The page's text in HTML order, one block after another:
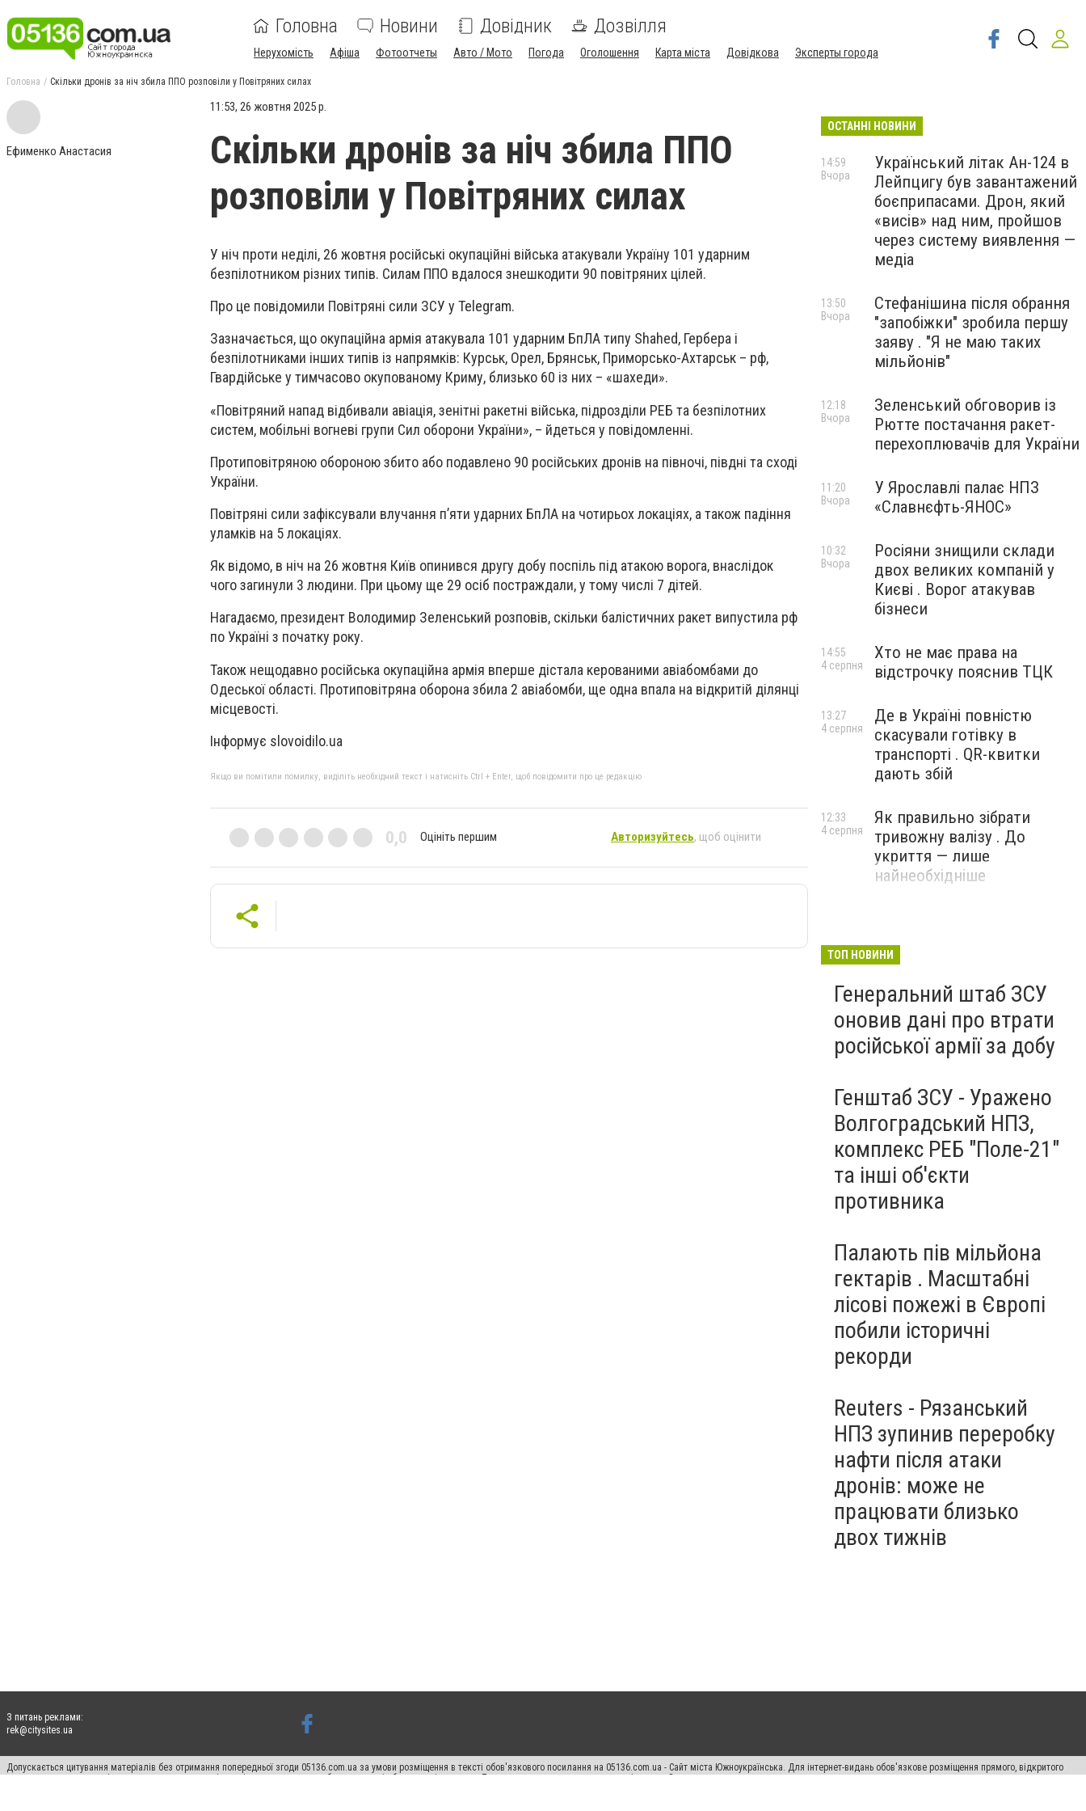
Головна Новини Довідник Дозвілля
Нерухомість Афіша Фотоотчеты Авто / Мото Погода Оголошення Карта міста Довідкова Эксперты города
Головна Скільки дронів за ніч збила ППО розповіли у Повітряних силах
Ефименко Анастасия
11:53, 26 жовтня 2025 р.
Скільки дронів за ніч збила ППО
розповіли у Повітряних силах
У ніч проти неділі, 26 жовтня російські окупаційні війська атакували Україну 101 ударним
безпілотником рiзних типiв. Силам ППО вдалося знешкодити 90 повітряних цілей.
Про це повідомили Повітряні сили ЗСУ у Telegram.
Зазначається, що окупаційна армія атакувала 101 ударним БпЛА типу Shahed, Гербера і
безпілотниками інших типів із напрямків: Курськ, Орел, Брянськ, Приморсько-Ахтарськ – рф,
Гвардійське у тимчасово окупованому Криму, близько 60 із них – «шахеди».
«Повітряний напад відбивали авіація, зенітні ракетні війська, підрозділи РЕБ та безпілотних
систем, мобільні вогневі групи Сил оборони України», – йдеться у повідомленні.
Протиповітряною обороною збито або подавлено 90 російських дронів на півночі, півдні та сході
України.
Повітряні сили зафіксували влучання п’яти ударних БпЛА на чотирьох локаціях, а також падіння
уламків на 5 локаціях.
Як відомо, в ніч на 26 жовтня Київ опинився другу добу поспіль під атакою ворога, внаслідок
чого загинули 3 людини. При цьому ще 29 осіб постраждали, у тому числі 7 дітей.
Нагадаємо, президент Володимир Зеленський розповів, скільки балістичних ракет випустила рф
по Україні з початку року.
Також нещодавно російська окупаційна армія вперше дістала керованими авіабомбами до
Одеської області. Протиповітряна оборона збила 2 авіабомби, ще одна впала на відкритій ділянці
місцевості.
Інформує slovoidilo.ua
Якщо ви помітили помилку, виділіть необхідний текст і натисніть Ctrl + Enter, щоб повідомити про це редакцію
0,0 Оцініть першим Авторизуйтесь, щоб оцінити
ОСТАННІ НОВИНИ
Український літак Ан-124 в
Лейпцигу був завантажений
боєприпасами. Дрон, який
«висів» над ним, пройшов
через систему виявлення —
медіа
14:59
Вчора
Стефанішина після обрання
"запобіжки" зробила першу
заяву . "Я не маю таких
мільйонів"
13:50
Вчора
Зеленський обговорив із
Рютте постачання ракет-
перехоплювачів для України
12:18
Вчора
У Ярославлі палає НПЗ
«Славнєфть-ЯНОС»
11:20
Вчора
Росіяни знищили склади
двох великих компаній у
Києві . Ворог атакував
бізнеси
10:32
Вчора
Хто не має права на
відстрочку пояснив ТЦК
14:55
4 серпня
Де в Україні повністю
скасували готівку в
транспорті . QR-квитки
дають збій
13:27
4 серпня
Як правильно зібрати
тривожну валізу . До
укриття — лише
найнеобхідніше
12:33
4 серпня
ТОП НОВИНИ
Генеральний штаб ЗСУ
оновив дані про втрати
російської армії за добу
Генштаб ЗСУ - Уражено
Волгоградський НПЗ,
комплекс РЕБ "Поле-21"
та інші об'єкти
противника
Палають пів мільйона
гектарів . Масштабні
лісові пожежі в Європі
побили історичні
рекорди
Reuters - Рязанський
НПЗ зупинив переробку
нафти після атаки
дронів: може не
працювати близько
двох тижнів
З питань реклами:
rek@citysites.ua
Допускається цитування матеріалів без отримання попередньої згоди 05136.com.ua за умови розміщення в тексті обов'язкового посилання на 05136.com.ua - Сайт міста Южноукраїнська. Для інтернет-видань обов'язкове розміщення прямого, відкритого
для пошукових систем гіперпосилання на цитовані статті не нижче другого абзацу в тексті або в якості джерела. Порушення виняткових прав переслідується Законом.